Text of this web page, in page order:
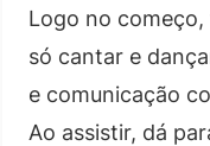
Logo no
só cantar e
e comunicação
Ao assistir, dá